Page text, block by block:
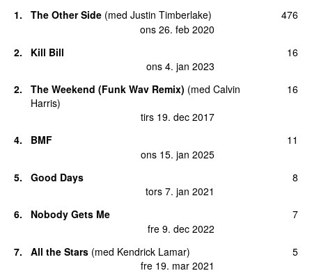
1. The Other Side (med Justin Timberlake)
ons 26. feb 2020
476
2.
Kill Bill
ons 4. jan 2023
16
2. The Weekend (Funk Wav Remix) (med Calvin
Harris)
tirs 19. dec 2017
16
4.
BMF
ons 15. jan 2025
11
5.
Good Days
tors 7. jan 2021
8
6.
Nobody Gets Me
fre 9. dec 2022
7
7. All the Stars (med Kendrick Lamar)
fre 19. mar 2021
5